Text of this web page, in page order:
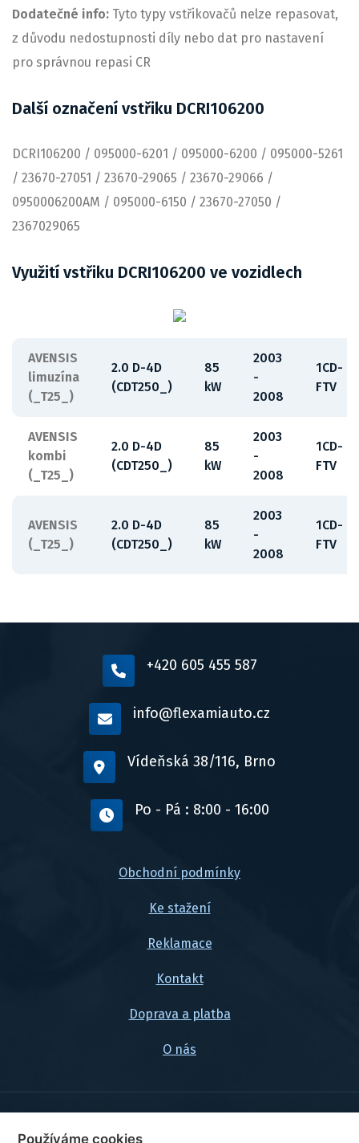
Dodatečné info: Tyto typy vstřikovačů nelze repasovat,
z důvodu nedostupnosti díly nebo dat pro nastavení
pro správnou repasi CR
Další označení vstřiku DCRI106200
DCRI106200 / 095000-6201 / 095000-6200 / 095000-5261
/ 23670-27051 / 23670-29065 / 23670-29066 /
0950006200AM / 095000-6150 / 23670-27050 /
2367029065
Využití vstřiku DCRI106200 ve vozidlech
AVENSIS
limuzína
(_T25_)
2.0 D-4D
(CDT250_)
85
kW
2003
-
2008
1CD-
FTV
AVENSIS
kombi
(_T25_)
2.0 D-4D
(CDT250_)
85
kW
2003
-
2008
1CD-
FTV
AVENSIS
(_T25_)
2.0 D-4D
(CDT250_)
85
kW
2003
-
2008
1CD-
FTV
+420 605 455 587
info@flexamiauto.cz
Vídeňská 38/116, Brno
Po - Pá : 8:00 - 16:00
Obchodní podmínky
Ke stažení
Reklamace
Kontakt
Doprava a platba
O nás
© 2026, FlexaMi Auto s.r.o.
Používáme cookies